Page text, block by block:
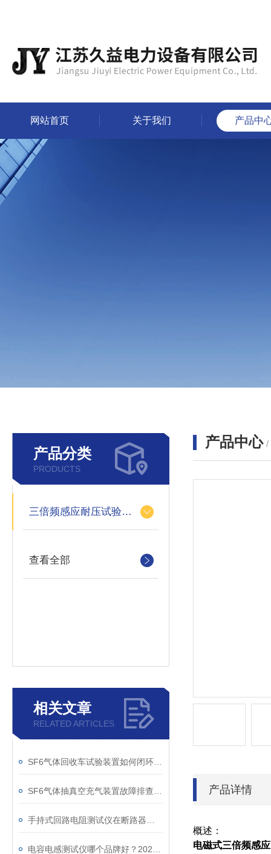
网站首页 关于我们 产品中
产品分类
PRODUCTS
三倍频感应耐压试验装置
查看全部
相关文章
RELATED ARTICLES
产品中心 /
产品详情
概述：
电磁式三倍频感